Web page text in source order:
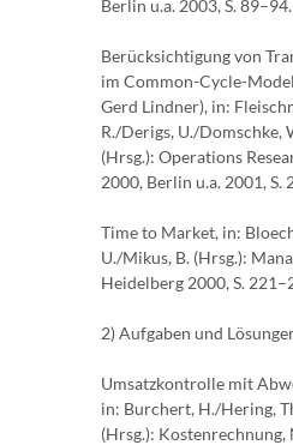
Berlin u.a. 2003, S. 89–94.
Berücksichtigung von
im Common-Cycle-
Gerd Lindner), in:
R./Derigs, U./Domschke,
(Hrsg.): Operations
2000, Berlin u.a. 2001, S.
Time to Market, in:
U./Mikus, B. (Hrsg.):
Heidelberg 2000, S.
2) Aufgaben und
Umsatzkontrolle mit
in: Burchert, H./Hering,
(Hrsg.):